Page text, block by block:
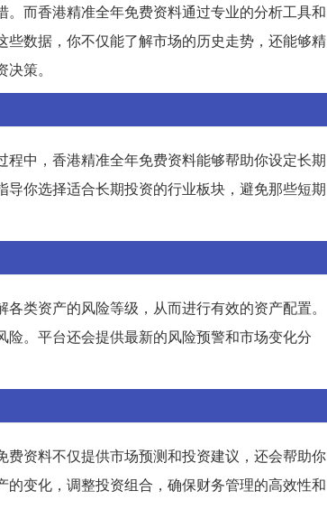
而香港精准全年免费资料通过专业的分析工具和
数据，你不仅能了解市场的历史走势，还能够精
策。
中，香港精准全年免费资料能够帮助你设定长期
你选择适合长期投资的行业板块，避免那些短期
类资产的风险等级，从而进行有效的资产配置。
。平台还会提供最新的风险预警和市场变化分
资料不仅提供市场预测和投资建议，还会帮助你
变化，调整投资组合，确保财务管理的高效性和